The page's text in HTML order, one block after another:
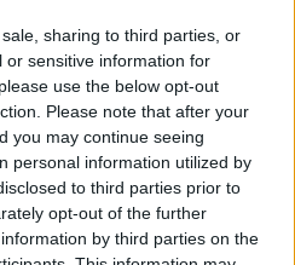
sharing to third parties, or
or sensitive information for
use the below opt-out
Please note that after your
you may continue seeing
personal information utilized by
to third parties prior to
opt-out of the further
by third parties on the
e rázós témákat, mert
a rendező
mint egyszerű
mindig is szükségük